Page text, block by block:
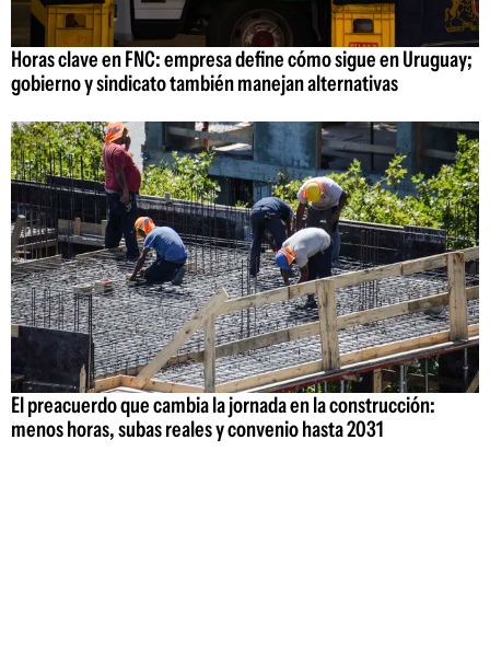
Horas clave en FNC: empresa define cómo sigue en Uruguay;
gobierno y sindicato también manejan alternativas
El preacuerdo que cambia la jornada en la construcción:
menos horas, subas reales y convenio hasta 2031